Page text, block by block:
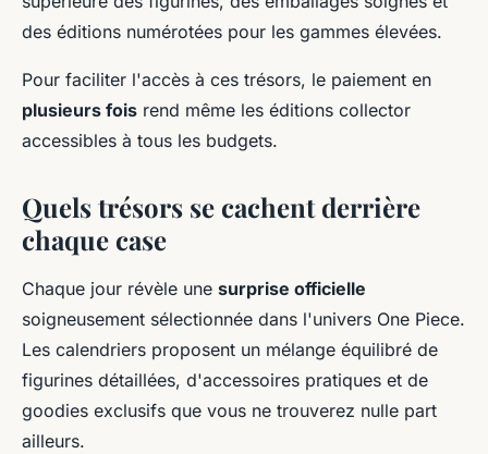
des éditions numérotées pour les gammes élevées.
Pour faciliter l'accès à ces trésors, le paiement en
plusieurs fois rend même les éditions collector
accessibles à tous les budgets.
Quels trésors se cachent derrière
chaque case
Chaque jour révèle une surprise officielle
soigneusement sélectionnée dans l'univers One Piece.
Les calendriers proposent un mélange équilibré de
figurines détaillées, d'accessoires pratiques et de
goodies exclusifs que vous ne trouverez nulle part
ailleurs.